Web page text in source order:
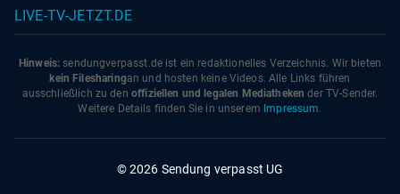
LIVE-TV-JETZT.DE
Hinweis: sendungverpasst.de ist ein redaktionelles Verzeichnis. Wir bieten
kein Filesharingan und hosten keine Videos. Alle Links führen
ausschließlich zu den offiziellen und legalen Mediatheken der TV-Sender.
Weitere Details finden Sie in unserem Impressum.
© 2026 Sendung verpasst UG